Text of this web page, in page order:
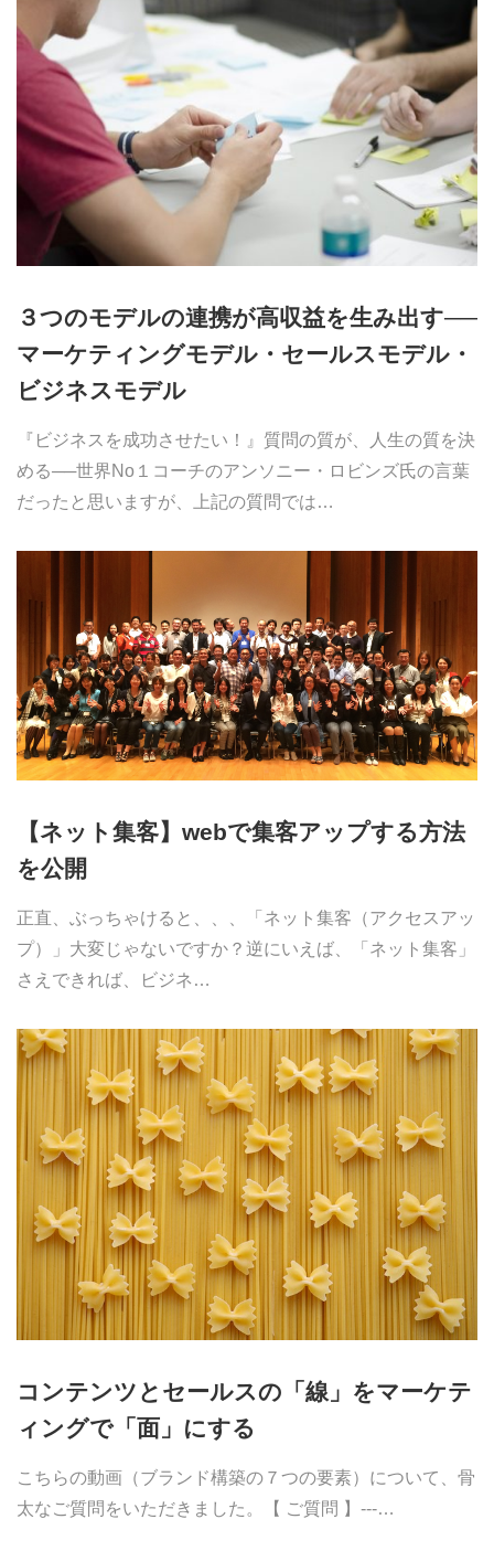
３つのモデルの連携が高収益を生み出す──
マーケティングモデル・セールスモデル・
ビジネスモデル
『ビジネスを成功させたい！』質問の質が、人生の質を決
める──世界No１コーチのアンソニー・ロビンズ氏の言葉
だったと思いますが、上記の質問では…
【ネット集客】webで集客アップする方法
を公開
正直、ぶっちゃけると、、、「ネット集客（アクセスアッ
プ）」大変じゃないですか？逆にいえば、「ネット集客」
さえできれば、ビジネ…
コンテンツとセールスの「線」をマーケテ
ィングで「面」にする
こちらの動画（ブランド構築の７つの要素）について、骨
太なご質問をいただきました。【 ご質問 】---…